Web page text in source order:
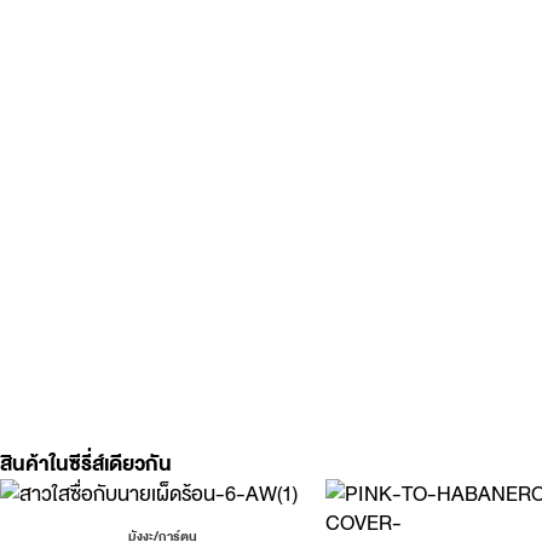
สินค้าในซีรี่ส์เดียวกัน
มังงะ/การ์ตูน